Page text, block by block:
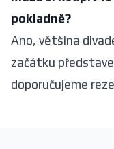
pokladně?
Ano, většina
začátku
doporučujeme